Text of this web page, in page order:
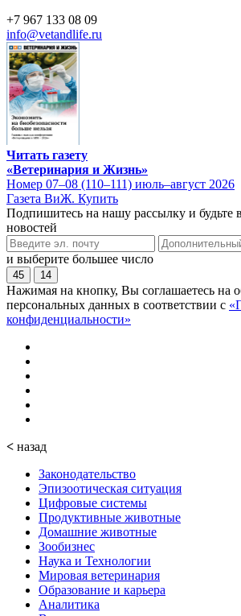
+7 967 133 08 09
info@vetandlife.ru
Читать газету
«Ветеринария и Жизнь»
Номер 07–08 (110–111) июль–август 2026
Газета ВиЖ. Купить
Подпишитесь на нашу рассылку и будьте
новостей
и выберите большее число
45 14
Нажимая на кнопку, Вы соглашаетесь на
персональных данных в соответствии с
конфиденциальности»
< назад
Законодательство
Эпизоотическая ситуация
Цифровые системы
Продуктивные животные
Домашние животные
Зообизнес
Наука и Технологии
Мировая ветеринария
Образование и карьера
Аналитика